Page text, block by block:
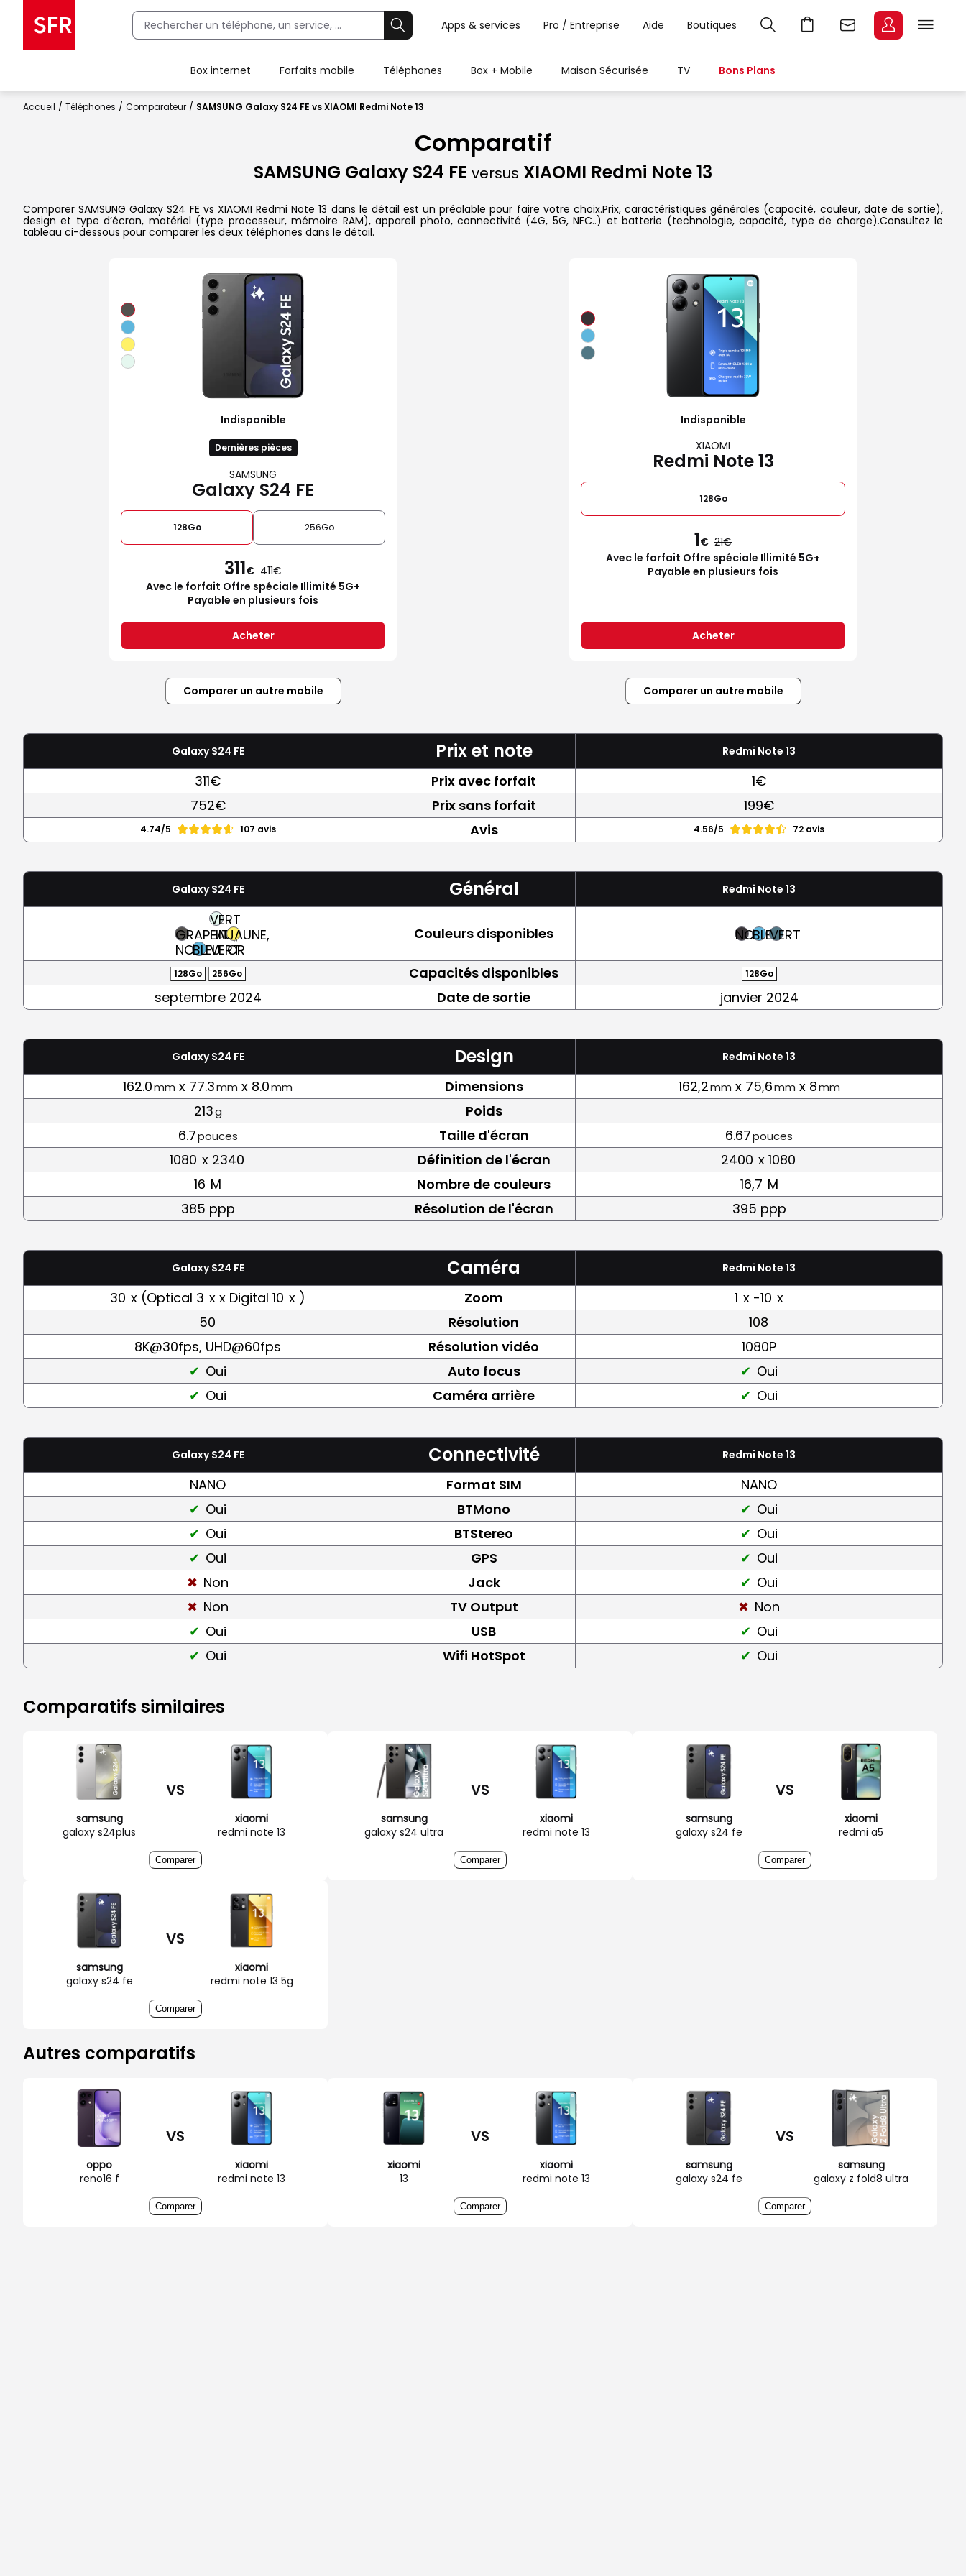
Apps & services Pro / Entreprise Aide Boutiques
Box internet Forfaits mobile Téléphones Box + Mobile Maison Sécurisée TV Bons Plans
Accueil Téléphones Comparateur SAMSUNG Galaxy S24 FE vs XIAOMI Redmi Note 13
Comparatif
SAMSUNG Galaxy S24 FE versus XIAOMI Redmi Note 13
Comparer SAMSUNG Galaxy S24 FE vs XIAOMI Redmi Note 13 dans le détail est un préalable pour faire votre choix.Prix, caractéristiques générales (capacité, couleur, date de sortie),
design et type d’écran, matériel (type processeur, mémoire RAM), appareil photo, connectivité (4G, 5G, NFC..) et batterie (technologie, capacité, type de charge).Consultez le
tableau ci-dessous pour comparer les deux téléphones dans le détail.
Indisponible
Dernières pièces
SAMSUNG
Galaxy S24 FE
128Go 256Go
311€ 411
Avec le forfait Offre spéciale Illimité 5G+
Payable en plusieurs fois
Acheter
Indisponible
XIAOMI
Redmi Note 13
128Go
1€ 21
Avec le forfait Offre spéciale Illimité 5G+
Payable en plusieurs fois
Acheter
Comparer un autre mobile Comparer un autre mobile
Galaxy S24 FE Prix et note Redmi Note 13
311€ Prix avec forfait
1€
752€
Prix sans forfait 199€
4.74/5 107 avis Avis 4.56/5 72 avis
Galaxy S24 FE Général Redmi Note 13
GRAPHITE,
NOIRBLEU
VERT
EAU,
VERT
JAUNE,
OR
Couleurs disponibles NOIRBLEUVERT
128Go 256Go Capacités disponibles 128Go
septembre 2024 Date de sortie janvier 2024
Galaxy S24 FE Design Redmi Note 13
162.0mm x 77.3mm x 8.0mm Dimensions 162,2mm x 75,6mm x 8mm
213g
Poids
6.7pouces Taille d'écran 6.67pouces
1080 x 2340 Définition de l'écran 2400 x 1080
16 M Nombre de couleurs 16,7 M
385 ppp
Résolution de l'écran 395 ppp
Galaxy S24 FE Caméra Redmi Note 13
30 x (Optical 3 x x Digital 10 x ) Zoom 1 x -10 x
50
Résolution
108
8K@30fps, UHD@60fps
Résolution vidéo
1080P
Oui
Auto focus
Oui
Oui
Caméra arrière Oui
Galaxy S24 FE Connectivité Redmi Note 13
NANO Format SIM
NANO
Oui
BTMono
Oui
Oui
BTStereo
Oui
Oui
GPS
Oui
Non
Jack
Oui
Non
TV Output
Non
Oui
USB
Oui
Oui
Wifi HotSpot Oui
Comparatifs similaires
samsung
galaxy s24plus
VS
xiaomi
redmi note 13
Comparer
samsung
galaxy s24 ultra
VS
xiaomi
redmi note 13
Comparer
samsung
galaxy s24 fe
VS
xiaomi
redmi a5
Comparer
samsung
galaxy s24 fe
VS
xiaomi
redmi note 13 5g
Comparer
Autres comparatifs
oppo
reno16 f
VS
xiaomi
redmi note 13
Comparer
xiaomi
13
VS
xiaomi
redmi note 13
Comparer
samsung
galaxy s24 fe
VS
samsung
galaxy z fold8 ultra
Comparer